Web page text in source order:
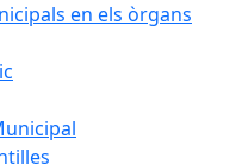
en els òrgans